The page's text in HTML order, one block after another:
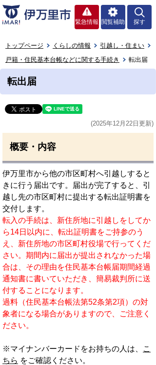
緊急情報 閲覧補助 探す
トップページ くらしの情報
引越し・住まい
戸籍・住民基本台帳などに関する手続き
転出届
転出届
(2025年12月22日更新)
概要・内容
伊万里市から他の市区町村へ引越しすると
きに行う届出です。届出が完了すると、引
越し先の市区町村に提出する転出証明書を
交付します。
転入の手続は、新住所地に引越しをしてか
ら14日以内に、転出証明書をご持参のう
え、新住所地の市区町村役場で行ってくだ
さい。期間内に届出が提出されなかった場
合は、その理由を住民基本台帳届期間経過
通知書に書いていただき、簡易裁判所に送
付することになります。
過料（住民基本台帳法第52条第2項）の対
象者になる場合がありますので、ご注意く
ださい。
※マイナンバーカードをお持ちの人は、
こ
ちら をご確認ください。